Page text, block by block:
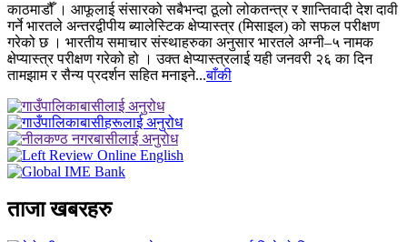
काठमाडौँ । आफूलाई संसारको सबैभन्दा ठूलो लोकतन्त्र र शान्तिवादी देश दावी
गर्ने भारतले अन्तरद्वीपीय ब्यालेस्टिक क्षेप्यास्त्र (मिसाइल) को सफल परीक्षण
गरेको छ । भारतीय समाचार संस्थाहरुका अनुसार भारतले अग्नी–५ नामक
क्षेप्यास्त्र परीक्षण गरेको हो । उक्त क्षेप्यास्त्रलाई यही जनवरी २६ का दिन
तामझाम र सैन्य प्रदर्शन सहित मनाइने...बाँकी
ताजा खबरहरु